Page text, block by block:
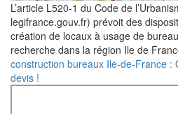
L’article L520-1 du Code de
legifrance.gouv.fr) prévoit des
création de locaux à usage de
recherche dans la région Ile de
construction bureaux Ile-de-France :
devis !